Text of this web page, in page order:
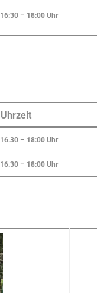
16:30 – 18:00 Uhr
Uhrzeit
16.30 – 18:00 Uhr
16.30 – 18:00 Uhr